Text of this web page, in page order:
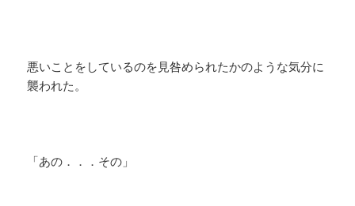
悪いことをしているのを見咎められたかのような気分に
襲われた。
「あの．．．その」